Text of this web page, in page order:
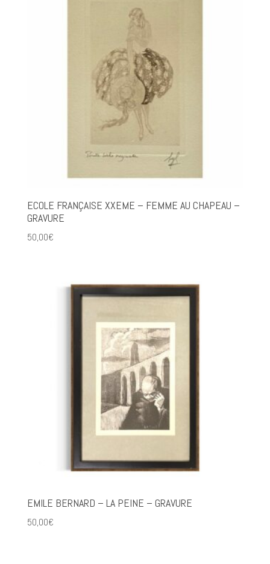
ECOLE FRANÇAISE XXEME – FEMME AU CHAPEAU –
GRAVURE
50,00€
EMILE BERNARD – LA PEINE – GRAVURE
50,00€